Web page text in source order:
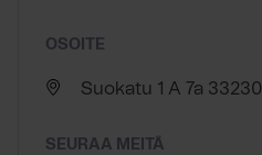
OSOITE
Suokatu 1 A 7a
SEURAA MEITÄ